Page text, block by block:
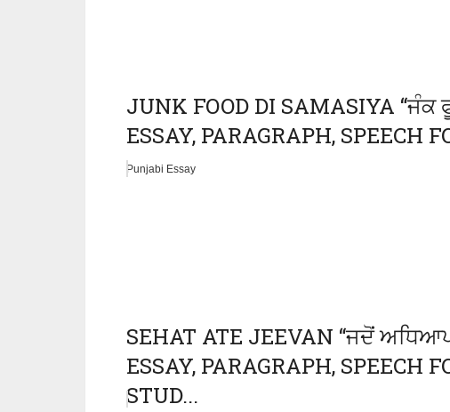
JUNK FOOD DI SAMASIYA
ESSAY, PARAGRAPH, SPEECH
Punjabi Essay
SEHAT ATE JEEVAN “ਜਦੋਂ
ESSAY, PARAGRAPH, SPEECH
STUD...